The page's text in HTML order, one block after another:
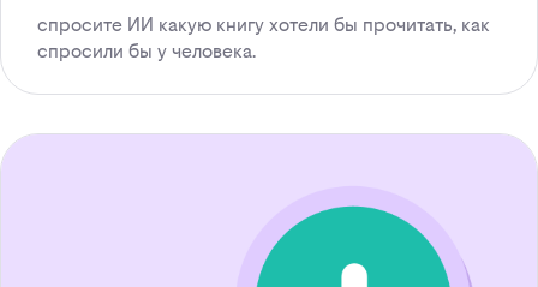
спросите ИИ какую книгу хотели бы прочитать, как
спросили бы у человека.